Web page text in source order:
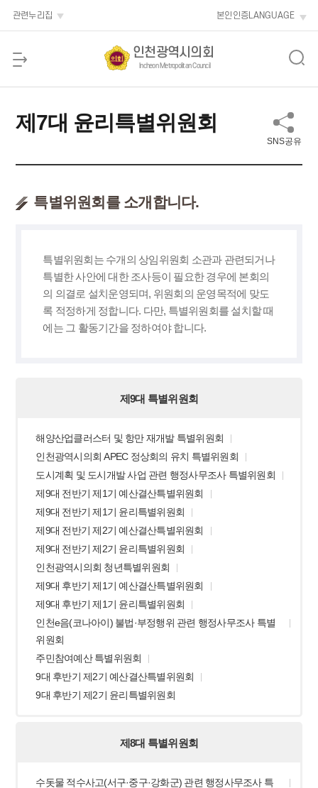
관련누리집 본인인증LANGUAGE
인천광역시의회
Incheon Metropolitan Council
제7대 윤리특별위원회
SNS공유
특별위원회를 소개합니다.
특별위원회는 수개의 상임위원회 소관과 관련되거나
특별한 사안에 대한 조사등이 필요한 경우에 본회의
의 의결로 설치운영되며, 위원회의 운영목적에 맞도
록 적정하게 정합니다. 다만, 특별위원회를 설치할 때
에는 그 활동기간을 정하여야 합니다.
제9대 특별위원회
해양산업클러스터 및 항만 재개발 특별위원회
인천광역시의회 APEC 정상회의 유치 특별위원회
도시계획 및 도시개발 사업 관련 행정사무조사 특별위원회
제9대 전반기 제1기 예산결산특별위원회
제9대 전반기 제1기 윤리특별위원회
제9대 전반기 제2기 예산결산특별위원회
제9대 전반기 제2기 윤리특별위원회
인천광역시의회 청년특별위원회
제9대 후반기 제1기 예산결산특별위원회
제9대 후반기 제1기 윤리특별위원회
인천e음(코나아이) 불법·부정행위 관련 행정사무조사 특별
위원회
주민참여예산 특별위원회
9대 후반기 제2기 예산결산특별위원회
9대 후반기 제2기 윤리특별위원회
제8대 특별위원회
수돗물 적수사고(서구·중구·강화군) 관련 행정사무조사 특